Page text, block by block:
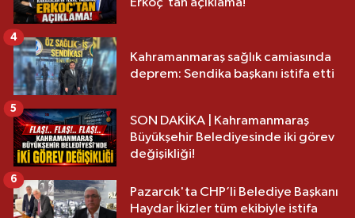
Erkoç'tan açıklama!
Kahramanmaraş sağlık camiasında
deprem: Sendika başkanı istifa etti
4
SON DAKİKA | Kahramanmaraş
Büyükşehir Belediyesinde iki görev
değişikliği!
5
Pazarcık'ta CHP’li Belediye Başkanı
Haydar İkizler tüm ekibiyle istifa
6